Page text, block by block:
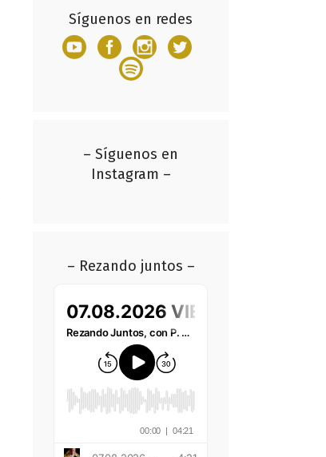
Síguenos en redes
– Síguenos en
Instagram –
– Rezando juntos –